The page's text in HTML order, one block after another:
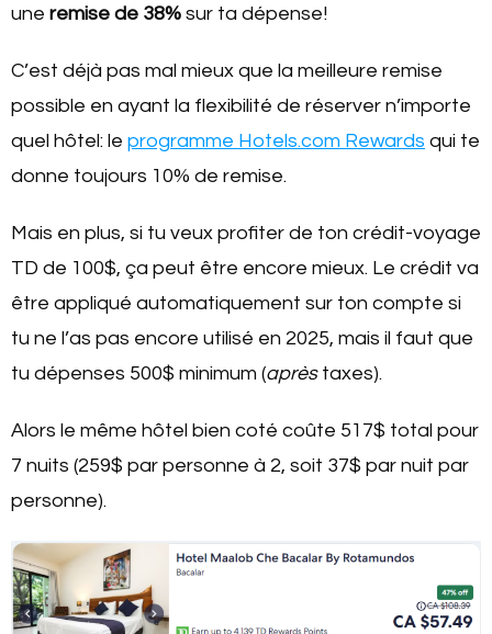
une remise de 38% sur ta dépense!
C’est déjà pas mal mieux que la meilleure remise
possible en ayant la flexibilité de réserver n’importe
quel hôtel: le programme Hotels.com Rewards qui te
donne toujours 10% de remise.
Mais en plus, si tu veux profiter de ton crédit-voyage
TD de 100$, ça peut être encore mieux. Le crédit va
être appliqué automatiquement sur ton compte si
tu ne l’as pas encore utilisé en 2025, mais il faut que
tu dépenses 500$ minimum (aprèstaxes).
Alors le même hôtel bien coté coûte 517$ total pour
7 nuits (259$ par personne à 2, soit 37$ par nuit par
personne).